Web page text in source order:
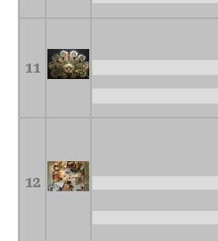
11
12